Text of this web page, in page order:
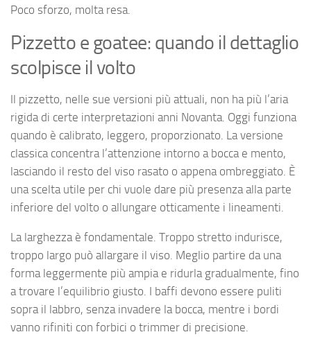
Poco sforzo, molta resa.
Pizzetto e goatee: quando il dettaglio
scolpisce il volto
Il pizzetto, nelle sue versioni più attuali, non ha più l’aria
rigida di certe interpretazioni anni Novanta. Oggi funziona
quando è calibrato, leggero, proporzionato. La versione
classica concentra l’attenzione intorno a bocca e mento,
lasciando il resto del viso rasato o appena ombreggiato. È
una scelta utile per chi vuole dare più presenza alla parte
inferiore del volto o allungare otticamente i lineamenti.
La larghezza è fondamentale. Troppo stretto indurisce,
troppo largo può allargare il viso. Meglio partire da una
forma leggermente più ampia e ridurla gradualmente, fino
a trovare l’equilibrio giusto. I baffi devono essere puliti
sopra il labbro, senza invadere la bocca, mentre i bordi
vanno rifiniti con forbici o trimmer di precisione.